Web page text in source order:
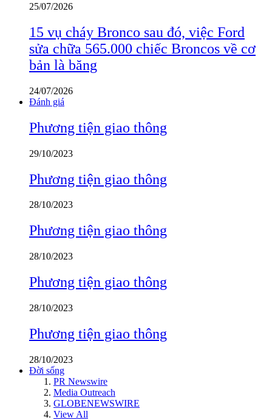
25/07/2026
15 vụ cháy Bronco sau đó, việc Ford
sửa chữa 565.000 chiếc Broncos về cơ
bản là băng
24/07/2026
Đánh giá
Phương tiện giao thông
29/10/2023
Phương tiện giao thông
28/10/2023
Phương tiện giao thông
28/10/2023
Phương tiện giao thông
28/10/2023
Phương tiện giao thông
28/10/2023
Đời sống
PR Newswire
Media Outreach
GLOBENEWSWIRE
View All